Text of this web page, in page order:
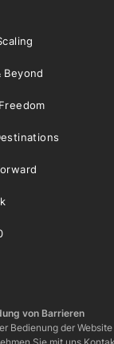
Beyond
von Barrieren
Bedienung der